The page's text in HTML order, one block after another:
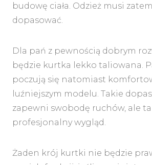
budowę ciała. Odzież musi
dopasować.
Dla pań z pewnością dobrym
będzie kurtka lekko taliowana.
poczują się natomiast
luźniejszym modelu. Takie
zapewni swobodę ruchów, ale
profesjonalny wygląd.
Żaden krój kurtki nie będzie